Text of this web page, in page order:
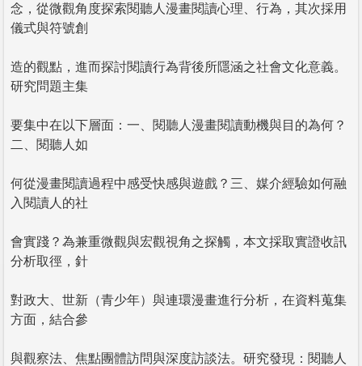
念，從微觀角度探索閱聽人漫畫閱讀心理、行為，其次採用
儀式與符號創
造的觀點，進而探討閱讀行為背後所隱涵之社會文化意義。
研究問題主集
要集中在以下層面：一、閱聽人漫畫閱讀動機與目的為何？
二、閱聽人如
何從漫畫閱讀過程中感受快感與遊戲？三、媒介經驗如何融
入閱讀人的社
會實踐？為兼重微觀與宏觀視角之探觸，本文採取實證收訊
分析取徑，針
對政大、世新（青少年）與連環漫畫進行分析，在資料蒐集
方面，結合參
與觀察法、焦點團體訪問與深度訪談法。研究發現：閱聽人